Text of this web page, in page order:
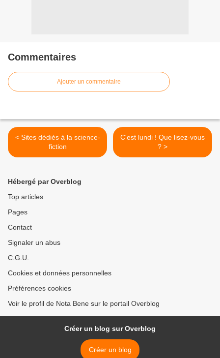
Commentaires
Ajouter un commentaire
< Sites dédiés à la science-
fiction
C'est lundi ! Que lisez-vous
? >
Hébergé par Overblog
Top articles
Pages
Contact
Signaler un abus
C.G.U.
Cookies et données personnelles
Préférences cookies
Voir le profil de Nota Bene sur le portail Overblog
Créer un blog sur Overblog
Créer un blog